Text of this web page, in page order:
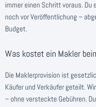
immer einen Schritt voraus.
noch vor Veröffentlichung –
Budget.
Was kostet ein Makler
Die Maklerprovision ist
Käufer und Verkäufer geteilt.
– ohne versteckte Gebühren.